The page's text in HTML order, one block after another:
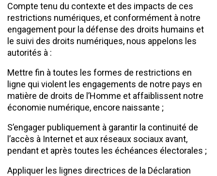
Compte tenu du contexte et des impacts de ces
restrictions numériques, et conformément à notre
engagement pour la défense des droits humains et
le suivi des droits numériques, nous appelons les
autorités à :
Mettre fin à toutes les formes de restrictions en
ligne qui violent les engagements de notre pays en
matière de droits de l’Homme et affaiblissent notre
économie numérique, encore naissante ;
S’engager publiquement à garantir la continuité de
l’accès à Internet et aux réseaux sociaux avant,
pendant et après toutes les échéances électorales ;
Appliquer les lignes directrices de la Déclaration